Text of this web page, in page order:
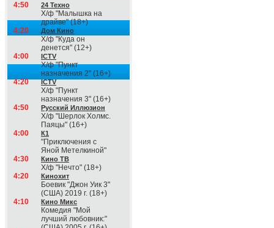
4:50 24 Техно
Х/ф "Малышка на
драйве" (18+)
4:20
Дом Кино
Х/ф "Куда он
денется" (12+)
4:00
ICTV
Х/ф "Пункт
назначения 2" (16+)
4:20
ICTV
Х/ф "Пункт
назначения 3" (16+)
4:50
Русский Иллюзион
Х/ф "Шерлок Холмс.
Паяцы" (16+)
4:00
К1
"Приключения с
Яной Метелкиной"
4:30
Кино ТВ
Х/ф "Нечто" (18+)
4:20
Кинохит
Боевик "Джон Уик 3"
(США) 2019 г. (18+)
4:10
Кино Микс
Комедия "Мой
лучший любовник:"